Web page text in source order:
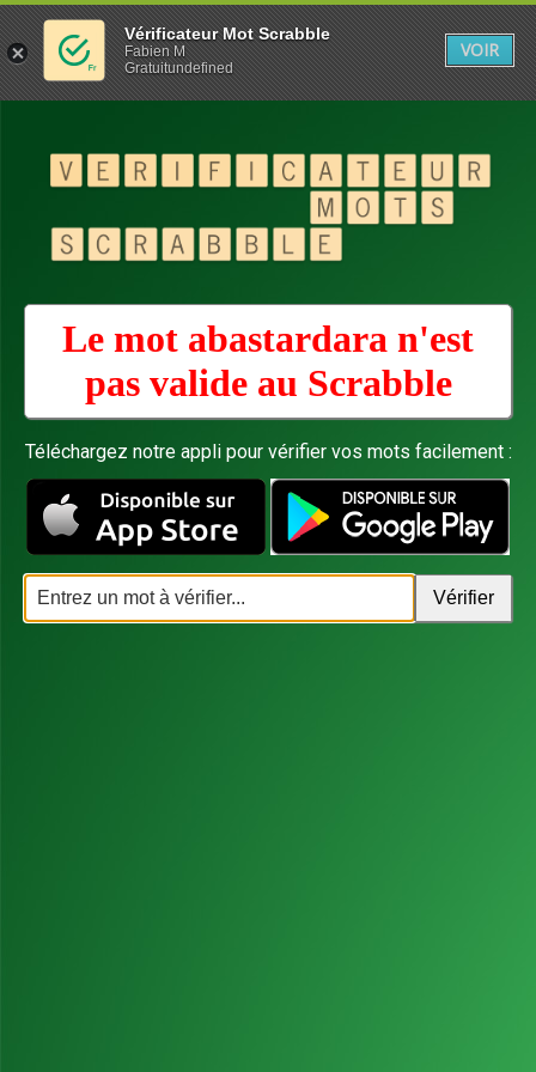
Le mot abastardara n'est
pas valide au Scrabble
Téléchargez notre appli pour vérifier vos mots facilement :
Vérificateur Mot Scrabble
Fabien M
Gratuitundefined
VOIR